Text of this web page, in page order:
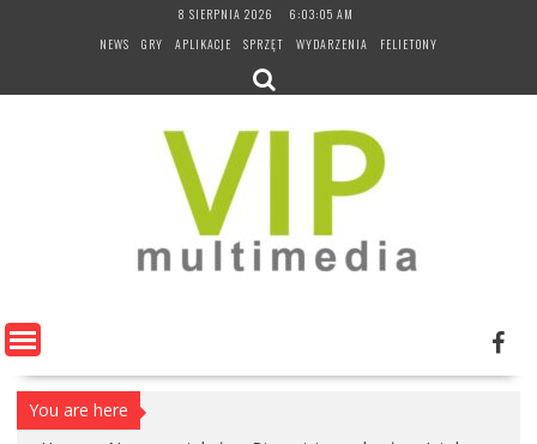
8 SIERPNIA 2026
6:03:06 AM
NEWS
GRY APLIKACJE SPRZĘT WYDARZENIA FELIETONY
You are here